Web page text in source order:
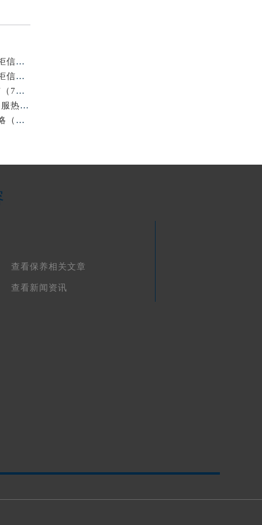
浪琴平顶山官方专柜2026年7月客户服务热线通知｜专柜信息全核验
官方通告｜浪琴2026年7月徐州专柜客户服务热线及专柜信息核验
重磅信息｜浪琴2026年官方专柜徐州客户热线全新发布（7月专柜指南）
最新官方公告｜2026年浪琴金华专柜服务信息整合，客服热线7月已更新
2026年7月最新｜浪琴烟台官方专柜客户服务热线全攻略（门店信息附）
查看保养相关文章
查看新闻资讯